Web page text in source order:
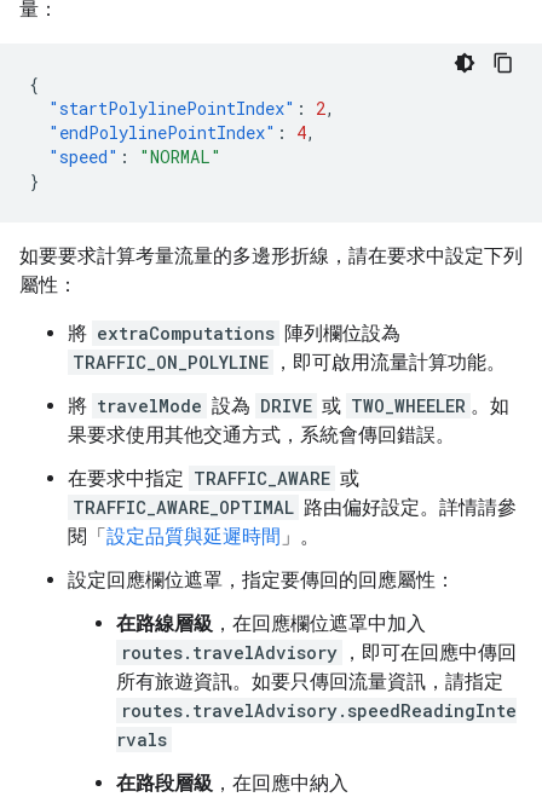
量：
{
"startPolylinePointIndex" : 2,
"endPolylinePointIndex" : 4,
"speed" :
"NORMAL"
}
如要要求計算考量流量的多邊形折線，請在要求中設定下列
屬性：
將 extraComputations 陣列欄位設為
TRAFFIC_ON_POLYLINE ，即可啟用流量計算功能。
將 travelMode 設為 DRIVE 或 TWO_WHEELER 。如
果要求使用其他交通方式，系統會傳回錯誤。
在要求中指定 TRAFFIC_AWARE 或
TRAFFIC_AWARE_OPTIMAL 路由偏好設定。詳情請參
閱「設定品質與延遲時間 」。
設定回應欄位遮罩，指定要傳回的回應屬性：
在路線層級 ，在回應欄位遮罩中加入
routes.travelAdvisory ，即可在回應中傳回
所有旅遊資訊。如要只傳回流量資訊，請指定
routes.travelAdvisory.speedReadingInte
rvals
在路段層級 ，在回應中納入